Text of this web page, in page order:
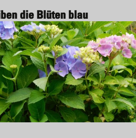
die Blüten blau